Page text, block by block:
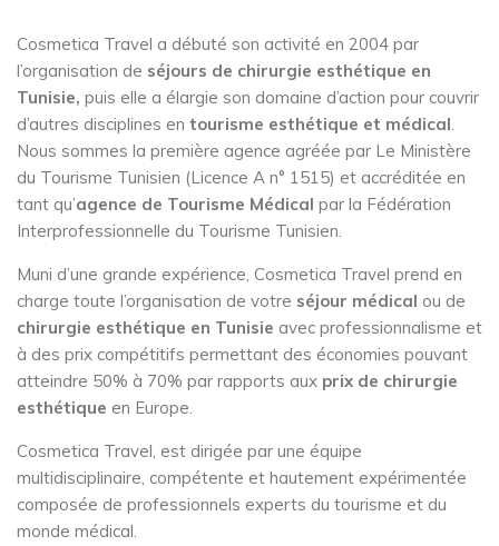
Cosmetica Travel a débuté son activité en 2004 par
l’organisation de séjours de chirurgie esthétique en
Tunisie, puis elle a élargie son domaine d’action pour couvrir
d’autres disciplines en tourisme esthétique et médical.
Nous sommes la première agence agréée par Le Ministère
du Tourisme Tunisien (Licence A n° 1515) et accréditée en
tant qu’agence de Tourisme Médical par la Fédération
Interprofessionnelle du Tourisme Tunisien.
Muni d’une grande expérience, Cosmetica Travel prend en
charge toute l’organisation de votre séjour médical ou de
chirurgie esthétique en Tunisie avec professionnalisme et
à des prix compétitifs permettant des économies pouvant
atteindre 50% à 70% par rapports aux prix de chirurgie
esthétique en Europe.
Cosmetica Travel, est dirigée par une équipe
multidisciplinaire, compétente et hautement expérimentée
composée de professionnels experts du tourisme et du
monde médical.